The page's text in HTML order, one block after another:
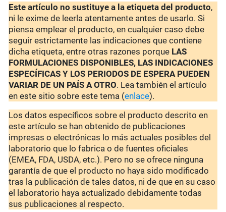
Este artículo no sustituye a la etiqueta del producto,
ni le exime de leerla atentamente antes de usarlo. Si
piensa emplear el producto, en cualquier caso debe
seguir estrictamente las indicaciones que contiene
dicha etiqueta, entre otras razones porque LAS
FORMULACIONES DISPONIBLES, LAS INDICACIONES
ESPECÍFICAS Y LOS PERIODOS DE ESPERA PUEDEN
VARIAR DE UN PAÍS A OTRO. Lea también el artículo
en este sitio sobre este tema (enlace).
Los datos específicos sobre el producto descrito en
este artículo se han obtenido de publicaciones
impresas o electrónicas lo más actuales posibles del
laboratorio que lo fabrica o de fuentes oficiales
(EMEA, FDA, USDA, etc.). Pero no se ofrece ninguna
garantía de que el producto no haya sido modificado
tras la publicación de tales datos, ni de que en su caso
el laboratorio haya actualizado debidamente todas
sus publicaciones al respecto.